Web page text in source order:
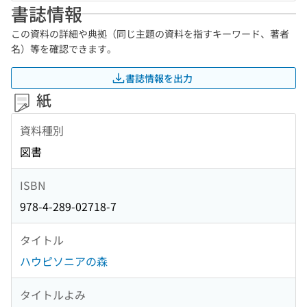
書誌情報
この資料の詳細や典拠（同じ主題の資料を指すキーワード、著者
名）等を確認できます。
書誌情報を出力
紙
資料種別
図書
ISBN
978-4-289-02718-7
タイトル
ハウピソニアの森
タイトルよみ